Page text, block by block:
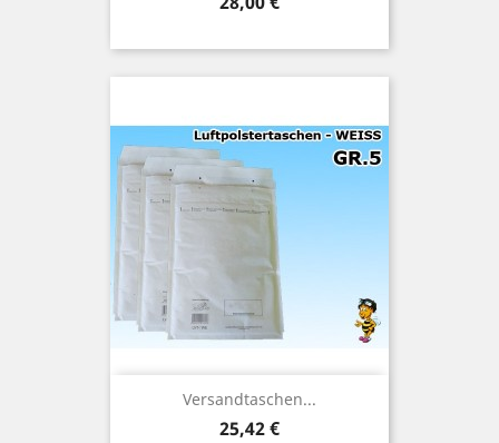
Versandtaschen...
Preis
25,42 €